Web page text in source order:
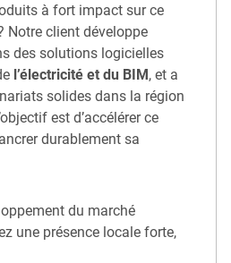
à fort impact sur ce
Notre client développe
des solutions logicielles
l’électricité et du BIM, et a
solides dans la région
est d’accélérer ce
durablement sa
du marché
une présence locale forte,